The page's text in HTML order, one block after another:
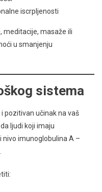
iscrpljenosti
meditacije, masaže ili
u smanjenju
sistema
pozitivan učinak na vaš
ljudi koji imaju
nivo imunoglobulina A –